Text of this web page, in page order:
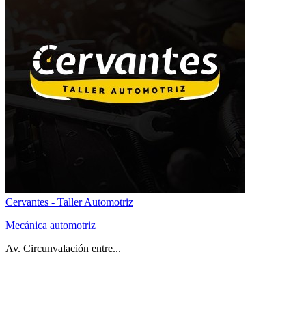
Cervantes - Taller Automotriz
Mecánica automotriz
Av. Circunvalación entre...